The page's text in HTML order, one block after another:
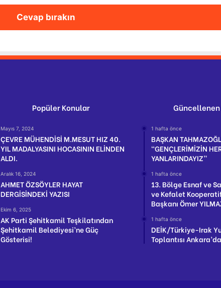
Cevap bırakın
Popüler Konular
Mayıs 7, 2024
ÇEVRE MÜHENDİSİ M.MESUT HIZ 40.
YIL MADALYASINI HOCASININ ELİNDEN
ALDI.
Aralık 16, 2024
AHMET ÖZSÖYLER HAYAT
DERGİSİNDEKİ YAZISI
Ekim 6, 2025
AK Parti Şehitkamil Teşkilatından
Şehitkamil Belediyesi’ne Güç
Gösterisi!
1 hafta önce
BAŞKAN
“GENÇLERİMİZİN
YANLARINDAYIZ”
1 hafta önce
13. Bölge Esnaf ve
ve Kefalet
Başkanı Ömer
1 hafta önce
DEİK/Türkiye-Irak
Toplantısı